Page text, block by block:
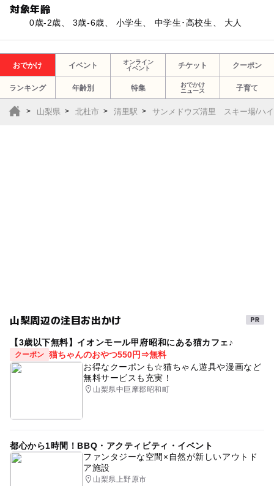
対象年齢
0歳-2歳、 3歳-6歳、 小学生、 中学生･高校生、 大人
おでかけ イベント
オンライン
イベント
チケット クーポン
ランキング 年齢別 特集
おでかけ
ニュース
子育て
山梨県 北杜市 清里駅 サンメドウズ清里 スキー場/ハ
山梨周辺の注目お出かけ
【3歳以下無料】イオンモール甲府昭和にある猫カフェ♪
クーポン 猫ちゃんのおやつ550円⇒無料
お得なクーポンも☆猫ちゃん遊具や漫画など
無料サービスも充実！
山梨県中巨摩郡昭和町
都心から1時間！BBQ・アクティビティ・イベント
ファンタジーな空間×自然が新しいアウトド
ア施設
山梨県上野原市